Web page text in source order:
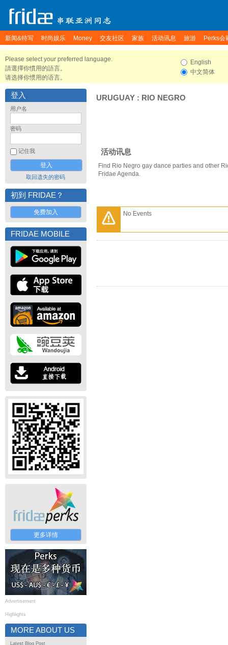
新闻&特写 时尚娱乐 Money 交友社区 家族 活动讯息 旅游 Perks会
Please select your preferred language.
請選擇你慣用的語言。
请选择你惯用的语言。
English
中文简体
登入
用户名
密码
记住我
取回遗失的密码
初到 FRIDAE？
免费加入
FRIDAE MOBILE
更多详情
Advertisement
Highlights
MORE ABOUT US
Latest Blog Post
URUGUAY : RIO NEGRO
活动讯息
Find Rio Negro gay dance parties and other
Fridae Agenda.
No Events